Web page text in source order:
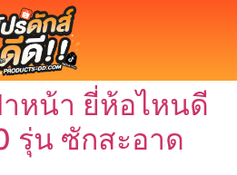
าหน้า ยี่ห้อไหนดี
รุ่น ซักสะอาด